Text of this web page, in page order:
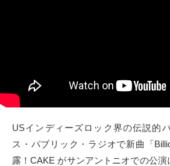
ト
クト
USインディーズロック界の伝説的
ス・パブリック・ラジオで新曲「
露！CAKE がサンアントニオでの公演